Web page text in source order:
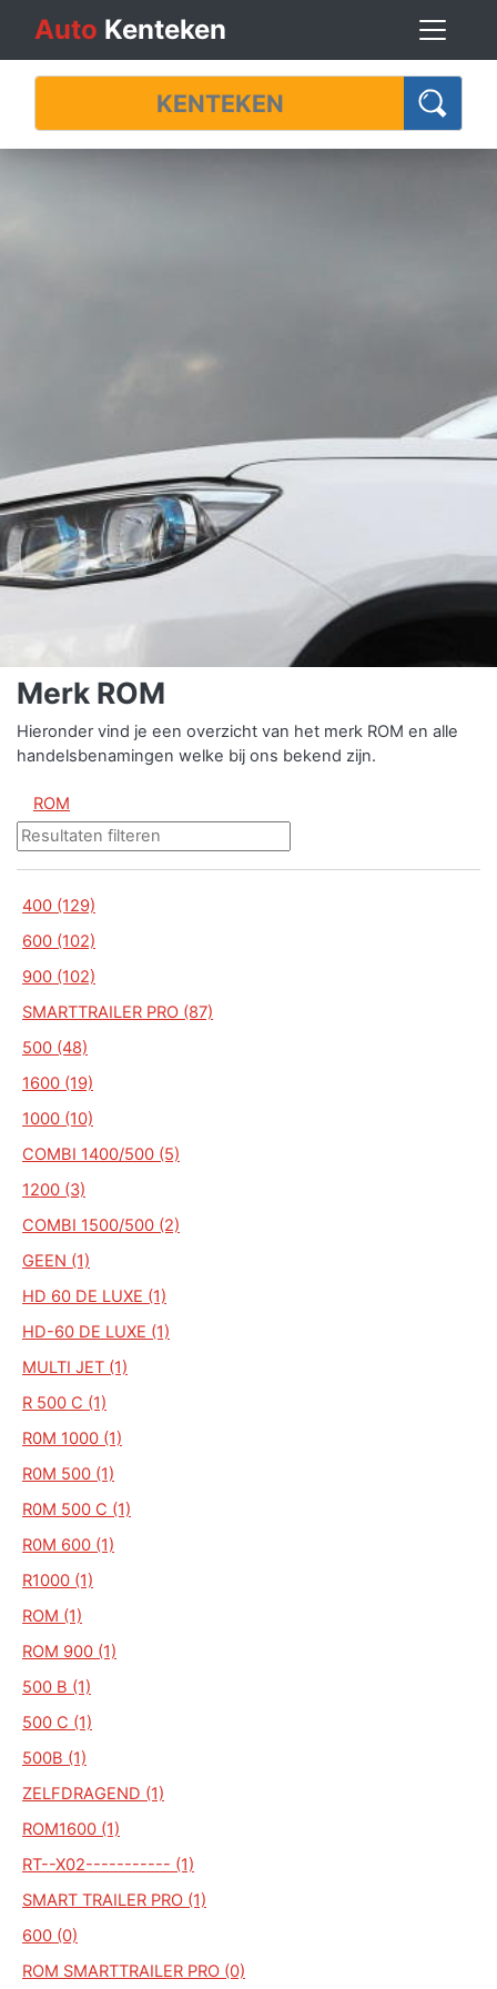
Auto Kenteken
Merk ROM
Hieronder vind je een overzicht van het merk ROM en alle
handelsbenamingen welke bij ons bekend zijn.
ROM
400 (129)
600 (102)
900 (102)
SMARTTRAILER PRO (87)
500 (48)
1600 (19)
1000 (10)
COMBI 1400/500 (5)
1200 (3)
COMBI 1500/500 (2)
GEEN (1)
HD 60 DE LUXE (1)
HD-60 DE LUXE (1)
MULTI JET (1)
R 500 C (1)
R0M 1000 (1)
R0M 500 (1)
R0M 500 C (1)
R0M 600 (1)
R1000 (1)
ROM (1)
ROM 900 (1)
500 B (1)
500 C (1)
500B (1)
ZELFDRAGEND (1)
ROM1600 (1)
RT--X02----------- (1)
SMART TRAILER PRO (1)
600 (0)
ROM SMARTTRAILER PRO (0)